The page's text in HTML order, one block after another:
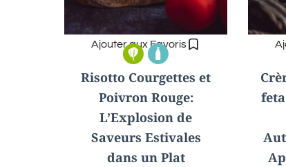
Ajouter aux Favoris
Risotto Courgettes et
Poivron Rouge:
L’Explosion de
Saveurs Estivales
dans un Plat